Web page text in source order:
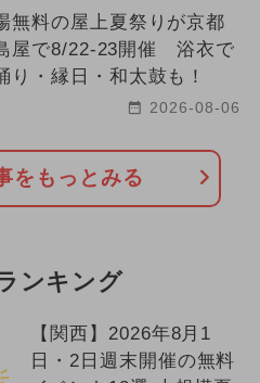
無料の屋上夏祭りが京都
屋で8/22-23開催 浴衣で
り・縁日・和太鼓も！
2026-08-06
をもっとみる
ンキング
【関西】2026年8月1
日・2日週末開催の無料